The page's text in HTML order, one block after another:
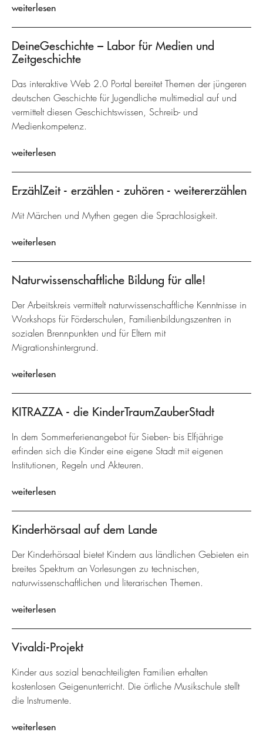
weiterlesen
DeineGeschichte – Labor für Medien und
Zeitgeschichte
Das interaktive Web 2.0 Portal bereitet Themen der jüngeren
deutschen Geschichte für Jugendliche multimedial auf und
vermittelt diesen Geschichtswissen, Schreib- und
Medienkompetenz.
weiterlesen
ErzählZeit - erzählen - zuhören - weitererzählen
Mit Märchen und Mythen gegen die Sprachlosigkeit.
weiterlesen
Naturwissenschaftliche Bildung für alle!
Der Arbeitskreis vermittelt naturwissenschaftliche Kenntnisse in
Workshops für Förderschulen, Familienbildungszentren in
sozialen Brennpunkten und für Eltern mit
Migrationshintergrund.
weiterlesen
KITRAZZA - die KinderTraumZauberStadt
In dem Sommerferienangebot für Sieben- bis Elfjährige
erfinden sich die Kinder eine eigene Stadt mit eigenen
Institutionen, Regeln und Akteuren.
weiterlesen
Kinderhörsaal auf dem Lande
Der Kinderhörsaal bietet Kindern aus ländlichen Gebieten ein
breites Spektrum an Vorlesungen zu technischen,
naturwissenschaftlichen und literarischen Themen.
weiterlesen
Vivaldi-Projekt
Kinder aus sozial benachteiligten Familien erhalten
kostenlosen Geigenunterricht. Die örtliche Musikschule stellt
die Instrumente.
weiterlesen